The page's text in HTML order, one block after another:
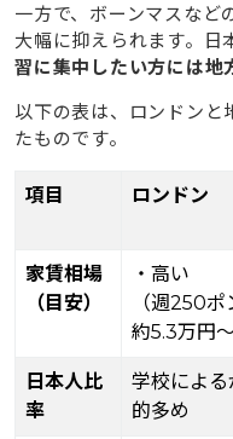
一方で、ボーンマスなど
大幅に抑えられます。日
習に集中したい方には地
以下の表は、ロンドンと
たものです。
項目 ロンドン
家賃相場
（目安）
・高い
（週250
約5.3万円〜
日本人比
率
学校による
的多め